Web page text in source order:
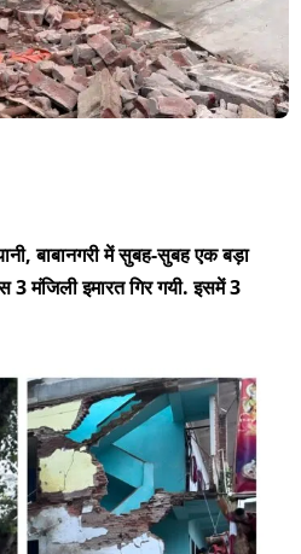
बाबानगरी में सुबह-सुबह एक बड़ा
3 मंजिली इमारत गिर गयी. इसमें 3